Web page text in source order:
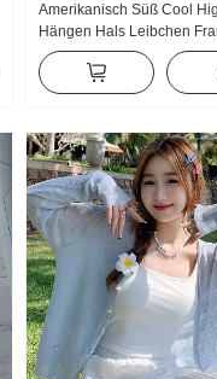
Amerikanisch Süß Cool
Hängen Hals Leibchen
Sommer Außerhalb zu
Innerhalb Nehmen
Girl Strick Bandeau Top